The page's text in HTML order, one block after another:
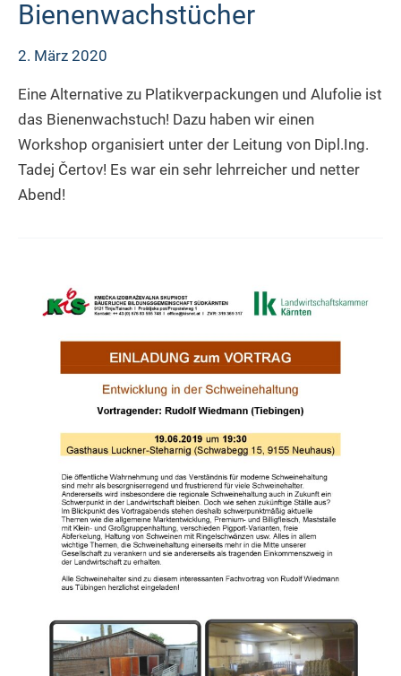
Bienenwachstücher
2. März 2020
Eine Alternative zu Platikverpackungen und Alufolie ist
das Bienenwachstuch! Dazu haben wir einen
Workshop organisiert unter der Leitung von Dipl.Ing.
Tadej Čertov! Es war ein sehr lehrreicher und netter
Abend!